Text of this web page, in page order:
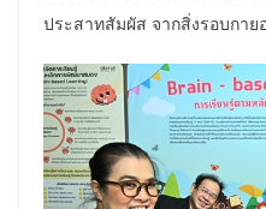
ประสาทสัมผัส จากสิ่งรอบกา